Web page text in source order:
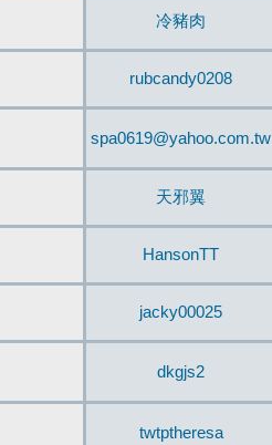
冷豬肉
rubcandy0208
spa0619@yahoo.com.tw
天邪翼
HansonTT
jacky00025
dkgjs2
twtptheresa